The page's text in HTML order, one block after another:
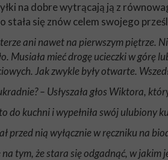
na dobre wytrącają ją z
stała się znów celem swojego
ani nawet na pierwszym piętrze.
Musiała mieć drogę ucieczki w górę
Jak zwykle były otwarte.
– Usłyszała głos Wiktora,
do kuchni i wypełniła swój
przed nią wyłącznie w ręczniku na
na tym, że stara się odgadnąć, w